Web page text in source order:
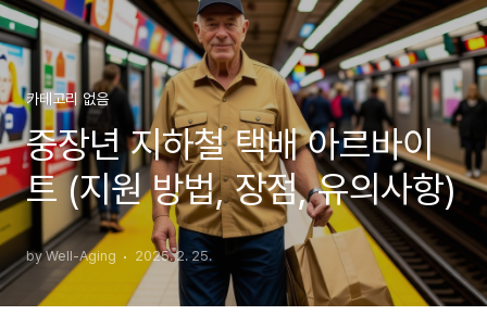
카테고리 없음
중장년 지하철 택배 아르바이
트 (지원 방법, 장점, 유의사항)
by Well-Aging 2025. 2. 25.